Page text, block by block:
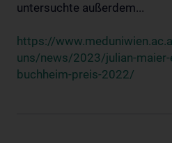
untersuchte außerdem...
https://
uns/news/2023/julian-
buchheim-preis-2022/